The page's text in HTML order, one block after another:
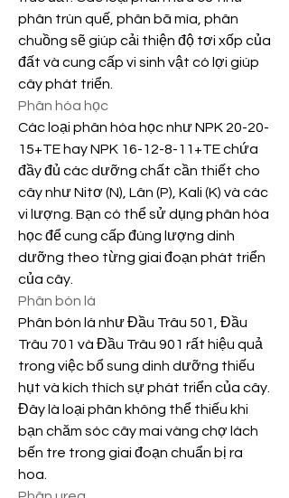
phân trùn quế, phân bã mía, phân
chuồng sẽ giúp cải thiện độ tơi xốp của
đất và cung cấp vi sinh vật có lợi giúp
cây phát triển.
Phân hóa học
Các loại phân hóa học như NPK 20-20-
15+TE hay NPK 16-12-8-11+TE chứa
đầy đủ các dưỡng chất cần thiết cho
cây như Nitơ (N), Lân (P), Kali (K) và các
vi lượng. Bạn có thể sử dụng phân hóa
học để cung cấp đúng lượng dinh
dưỡng theo từng giai đoạn phát triển
của cây.
Phân bón lá
Phân bón lá như Đầu Trâu 501, Đầu
Trâu 701 và Đầu Trâu 901 rất hiệu quả
trong việc bổ sung dinh dưỡng thiếu
hụt và kích thích sự phát triển của cây.
Đây là loại phân không thể thiếu khi
bạn chăm sóc cây mai vàng chợ lách
bến tre trong giai đoạn chuẩn bị ra
hoa.